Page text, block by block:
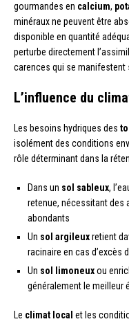
gourmandes en calcium,
minéraux ne peuvent être
disponible en quantité
perturbe directement
carences qui se manifestent
L’influence du
Les besoins hydriques des
isolément des conditions
rôle déterminant dans la
Dans un sol sableux,
retenue, nécessitant des
abondants
Un sol argileuxretient
racinaire en cas d’excès
Un sol limoneuxou
généralement le meilleur
Le climat local et les